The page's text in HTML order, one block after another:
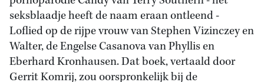
seksblaadje heeft de naam eraan ontleend -
Loflied op de rijpe vrouw van Stephen Vizinczey en
Walter, de Engelse Casanova van Phyllis en
Eberhard Kronhausen. Dat boek, vertaald door
Gerrit Komrij, zou oorspronkelijk bij de